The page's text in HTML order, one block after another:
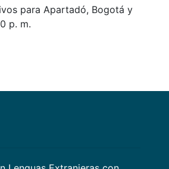
para Apartadó, Bogotá y
p. m.